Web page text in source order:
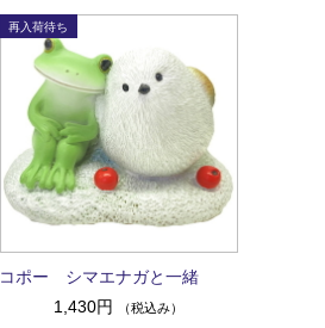
コポー シマエナガと一緒
1,430円
（税込み）